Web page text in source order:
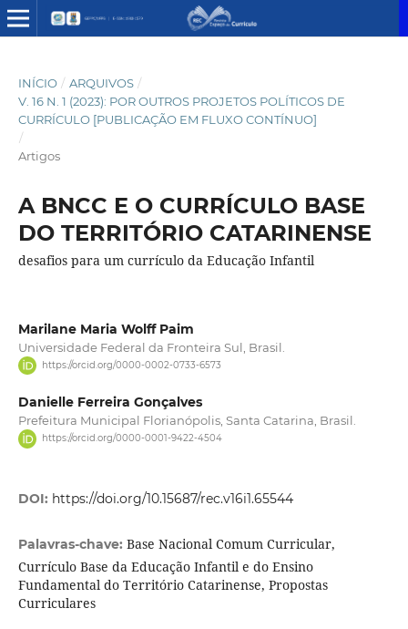
INÍCIO / ARQUIVOS /
V. 16 N. 1 (2023): POR OUTROS PROJETOS POLÍTICOS DE
CURRÍCULO [PUBLICAÇÃO EM FLUXO CONTÍNUO]
/
Artigos
A BNCC E O CURRÍCULO BASE
DO TERRITÓRIO CATARINENSE
desafios para um currículo da Educação Infantil
Marilane Maria Wolff Paim
Universidade Federal da Fronteira Sul, Brasil.
https://orcid.org/0000-0002-0733-6573
Danielle Ferreira Gonçalves
Prefeitura Municipal Florianópolis, Santa Catarina, Brasil.
https://orcid.org/0000-0001-9422-4504
DOI: https://doi.org/10.15687/rec.v16i1.65544
Palavras-chave: Base Nacional Comum Curricular,
Currículo Base da Educação Infantil e do Ensino
Fundamental do Território Catarinense, Propostas
Curriculares